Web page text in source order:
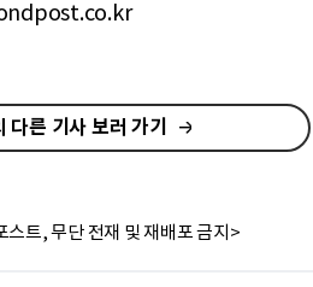
다른 기사 보러 가기
트, 무단 전재 및 재배포 금지>